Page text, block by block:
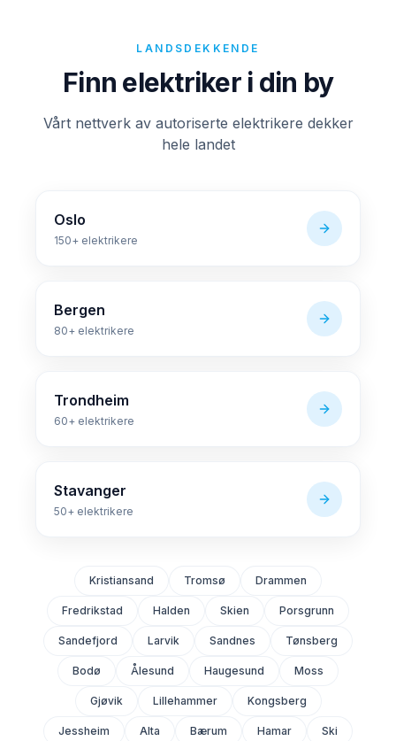
LANDSDEKKENDE
Finn elektriker i din by
Vårt nettverk av autoriserte elektrikere dekker
hele landet
Oslo
150+ elektrikere
Bergen
80+ elektrikere
Trondheim
60+ elektrikere
Stavanger
50+ elektrikere
Kristiansand Tromsø Drammen
Fredrikstad Halden Skien Porsgrunn
Sandefjord Larvik Sandnes Tønsberg
Bodø Ålesund Haugesund Moss
Gjøvik Lillehammer Kongsberg
Jessheim Alta Bærum Hamar Ski